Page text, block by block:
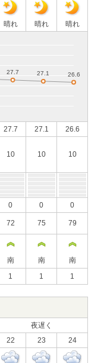
晴れ 晴れ 晴れ
27.7 27.1 26.6
10 10 10
0 0 0
72 75 79
南 南
南
1 1 1
夜遅く
22 23 24